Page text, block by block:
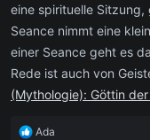
zu empfangen.
etc.)
Wie seht ihr das? Und
eine spirituelle Sitzung,
Seance nimmt eine
einer Seance geht es
Rede ist auch von
(Mythologie): Göttin
R
Ada